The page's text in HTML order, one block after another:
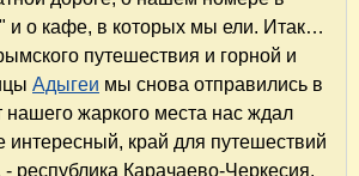
и о кафе, в которых мы ели. Итак…
путешествия и горной и
Адыгеи мы снова отправились в
нашего жаркого места нас ждал
интересный, край для путешествий
республика Карачаево-Черкесия.